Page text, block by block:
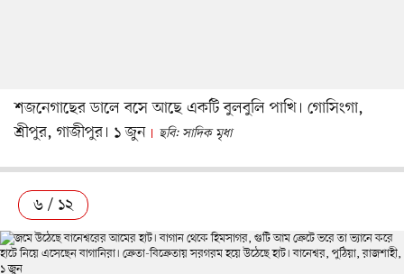
শজনেগাছের ডালে বসে আছে একটি বুলবুলি পাখি। গোসিংগা,
শ্রীপুর, গাজীপুর। ১ জুন
ছবি: সাদিক মৃধা
৬ / ১২